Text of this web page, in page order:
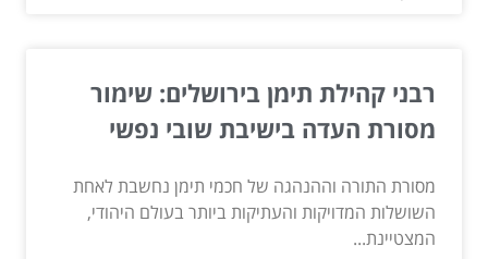
רבני קהילת תימן בירושלים: שימור
מסורת העדה בישיבת שובי נפשי
מסורת התורה וההנהגה של חכמי תימן נחשבת לאחת
השושלות המדויקות והעתיקות ביותר בעולם היהודי,
המצטיינת...